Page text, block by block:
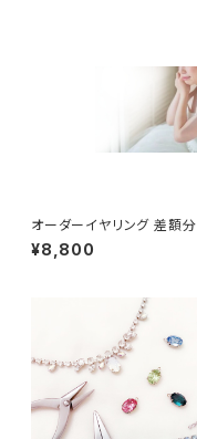
オーダーイヤリング 差額分
¥8,800